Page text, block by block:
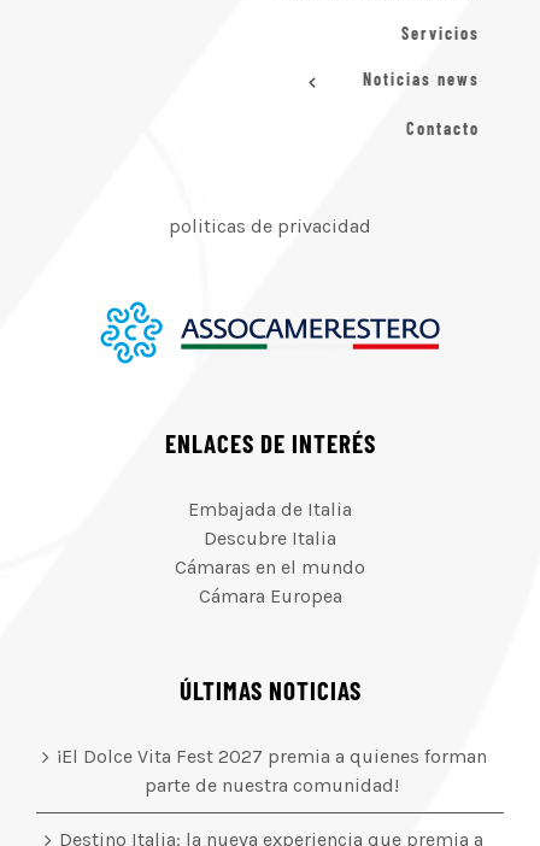
Servicios
Noticias news
Contacto
politicas de privacidad
ENLACES DE INTERÉS
Embajada de Italia
Descubre Italia
Cámaras en el mundo
Cámara Europea
ÚLTIMAS NOTICIAS
¡El Dolce Vita Fest 2027 premia a quienes forman
parte de nuestra comunidad!
Destino Italia: la nueva experiencia que premia a